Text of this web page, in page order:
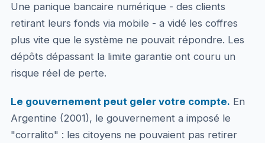
Une panique bancaire numérique - des clients
retirant leurs fonds via mobile - a vidé les coffres
plus vite que le système ne pouvait répondre. Les
dépôts dépassant la limite garantie ont couru un
risque réel de perte.
Le gouvernement peut geler votre compte. En
Argentine (2001), le gouvernement a imposé le
"corralito" : les citoyens ne pouvaient pas retirer